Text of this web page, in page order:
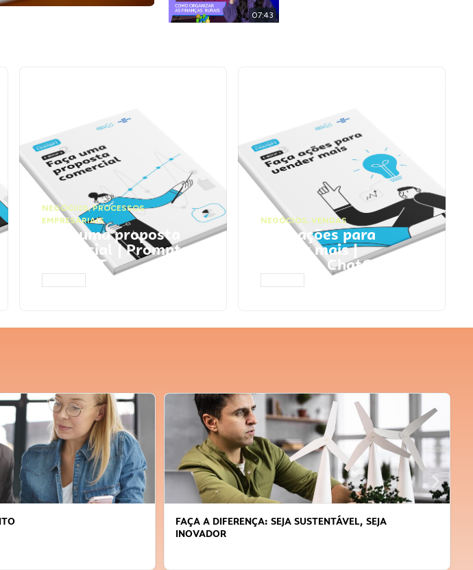
07:43
NEGÓCIOS,PROCESSOS
EMPRESARIAIS
Faça uma proposta
comercial | Prompts
ChatGPT
NEGÓCIOS, VENDAS
Faça ações para
vender mais |
Prompts ChatGPT
FAÇA A DIFERENÇA: SEJA SUSTENTÁVEL, SEJA
INOVADOR